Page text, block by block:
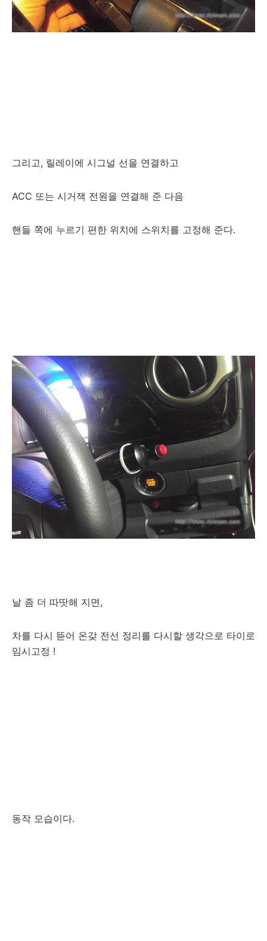
그리고, 릴레이에 시그널 선을 연결하고
ACC 또는 시거잭 전원을 연결해 준 다음
핸들 쪽에 누르기 편한 위치에 스위치를 고정해 준다.
날 좀 더 따땃해 지면,
차를 다시 뜯어 온갖 전선 정리를 다시할 생각으로 타이로
임시고정 !
동작 모습이다.